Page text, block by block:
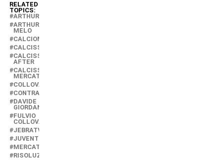
RELATED
TOPICS:
ARTHUR
ARTHUR
MELO
CALCIOMERCATO
CALCISSIMO
CALCISSIMO
AFTER
CALCISSIMO
MERCATO
COLLOVATI
CONTRATTO
DAVIDE
GIORDANA
FULVIO
COLLOVATI
JEBRATV
JUVENTUS
MERCATO
RISOLUZIONE